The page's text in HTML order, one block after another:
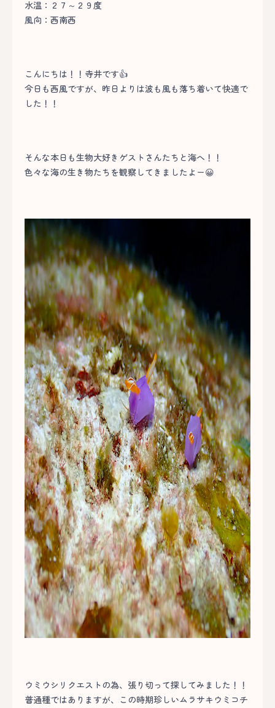
水温：２７～２９度
風向：西南西
こんにちは！！寺井です👍
今日も西風ですが、昨日よりは波も風も落ち着いて快適で
した！！
そんな本日も生物大好きゲストさんたちと海へ！！
色々な海の生き物たちを観察してきましたよー😀
ウミウシリクエストの為、張り切って探してみました！！
普通種ではありますが、この時期珍しいムラサキウミコチ